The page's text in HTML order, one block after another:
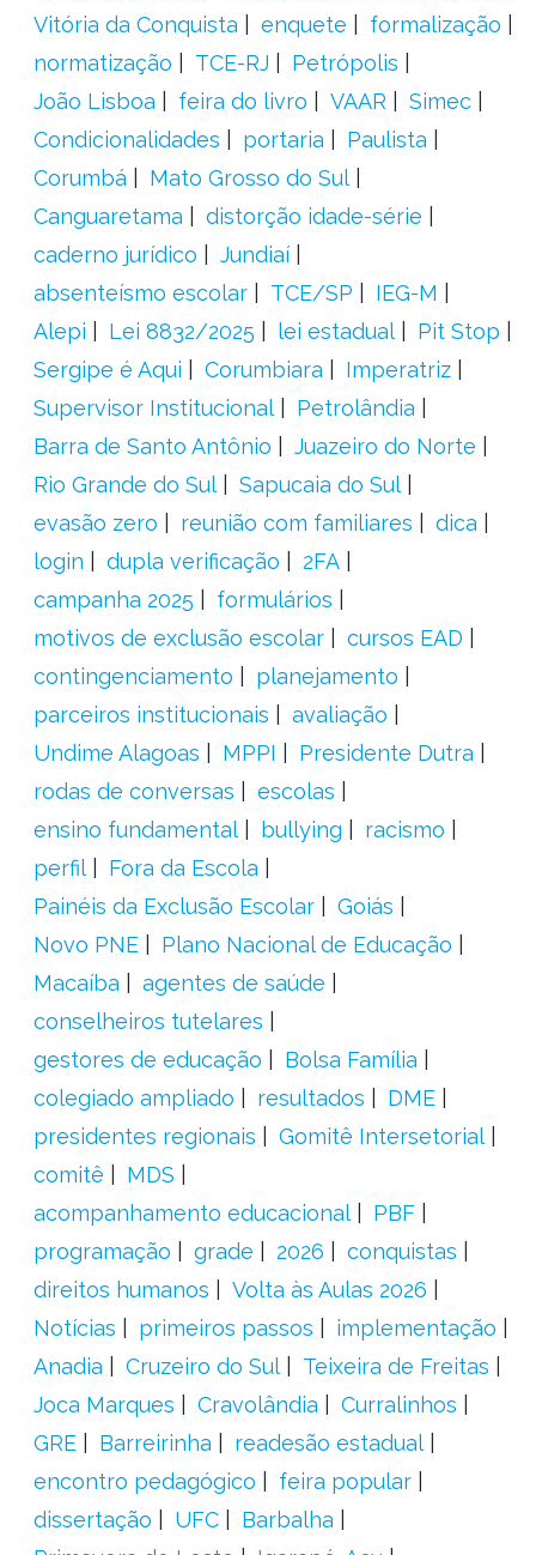
Vitória da Conquista
enquete
formalização
normatização
TCE-RJ
Petrópolis
João Lisboa
feira do livro VAAR
Simec
Condicionalidades
portaria
Paulista
Corumbá
Mato Grosso do Sul
Canguaretama
distorção idade-série
caderno jurídico
Jundiaí
absenteísmo escolar
TCE/SP
IEG-M
Alepi
Lei 8832/2025 lei estadual
Pit Stop
Sergipe é Aqui
Corumbiara
Imperatriz
Supervisor Institucional
Petrolândia
Barra de Santo Antônio
Juazeiro do Norte
Rio Grande do Sul
Sapucaia do Sul
evasão zero
reunião com familiares
dica
login
dupla verificação
2FA
campanha 2025
formulários
motivos de exclusão escolar
cursos EAD
contingenciamento
planejamento
parceiros institucionais
avaliação
Undime Alagoas
MPPI
Presidente Dutra
rodas de conversas
escolas
ensino fundamental
bullying
racismo
perfil
Fora da Escola
Painéis da Exclusão Escolar
Goiás
Novo PNE
Plano Nacional de Educação
Macaíba
agentes de saúde
conselheiros tutelares
gestores de educação
Bolsa Família
colegiado ampliado
resultados
DME
presidentes regionais
Gomitê Intersetorial
comitê
MDS
acompanhamento educacional
PBF
programação
grade 2026
conquistas
direitos humanos
Volta às Aulas 2026
Notícias
primeiros passos
implementação
Anadia
Cruzeiro do Sul
Teixeira de Freitas
Joca Marques
Cravolândia
Curralinhos
GRE
Barreirinha
readesão estadual
encontro pedagógico
feira popular
dissertação
UFC
Barbalha